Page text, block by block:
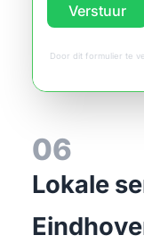
Verstuur
Door dit formulier te
06
Lokale